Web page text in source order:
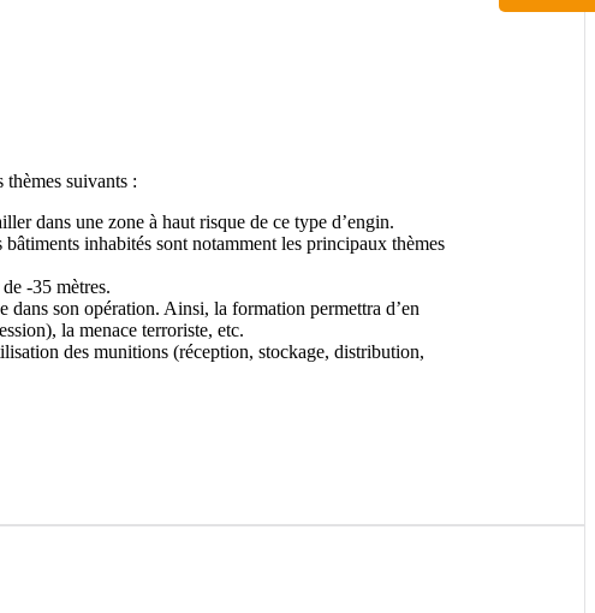
thèmes suivants :
dans une zone à haut risque de ce type d’engin.
inhabités sont notamment les principaux thèmes
-35 mètres.
dans son opération. Ainsi, la formation permettra d’en
la menace terroriste, etc.
des munitions (réception, stockage, distribution,